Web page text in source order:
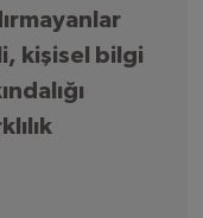
kişisel bilgi